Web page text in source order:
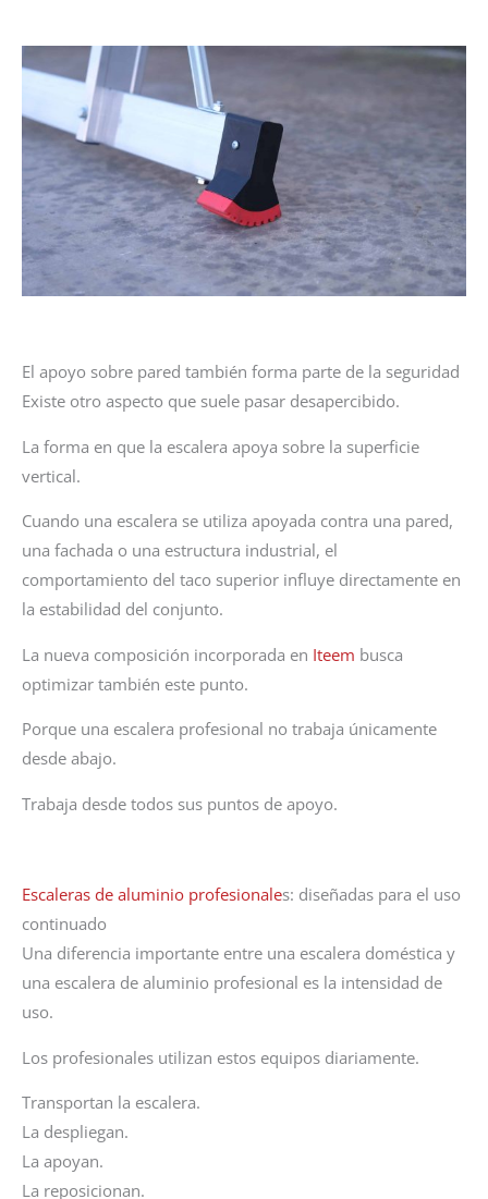
El apoyo sobre pared también forma parte de la seguridad
Existe otro aspecto que suele pasar desapercibido.
La forma en que la escalera apoya sobre la superficie
vertical.
Cuando una escalera se utiliza apoyada contra una pared,
una fachada o una estructura industrial, el
comportamiento del taco superior influye directamente en
la estabilidad del conjunto.
La nueva composición incorporada en Iteem busca
optimizar también este punto.
Porque una escalera profesional no trabaja únicamente
desde abajo.
Trabaja desde todos sus puntos de apoyo.
Escaleras de aluminio profesionales: diseñadas para el uso
continuado
Una diferencia importante entre una escalera doméstica y
una escalera de aluminio profesional es la intensidad de
uso.
Los profesionales utilizan estos equipos diariamente.
Transportan la escalera.
La despliegan.
La apoyan.
La reposicionan.